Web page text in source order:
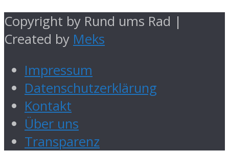
Copyright by Rund ums Rad |
Created by Meks
Impressum
Datenschutzerklärung
Kontakt
Über uns
Transparenz